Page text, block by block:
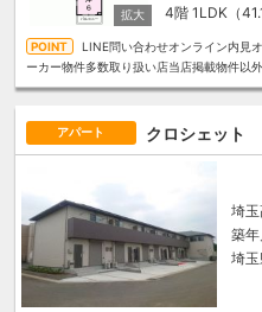
4階 1LDK（
LINE問い合わせオンライン内見
ーカー物件多数取り扱い店当店掲載物件以
アパート クロシェット
埼
築
埼